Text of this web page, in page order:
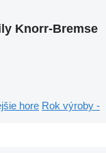
Knorr-Bremse
hore Rok výroby -